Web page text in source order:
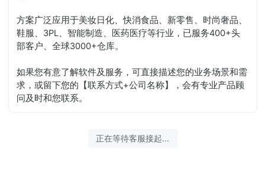
方案广泛应用于美妆日化、快消食品、新零售、时尚奢品、
鞋服、3PL、智能制造、医药医疗等行业，已服务400+头
部客户、全球3000+仓库。
如果您有意了解软件及服务，可直接描述您的业务场景和需
求，或留下您的【联系方式+公司名称】，会有专业产品顾
问及时和您联系。
正在等待客服接起...